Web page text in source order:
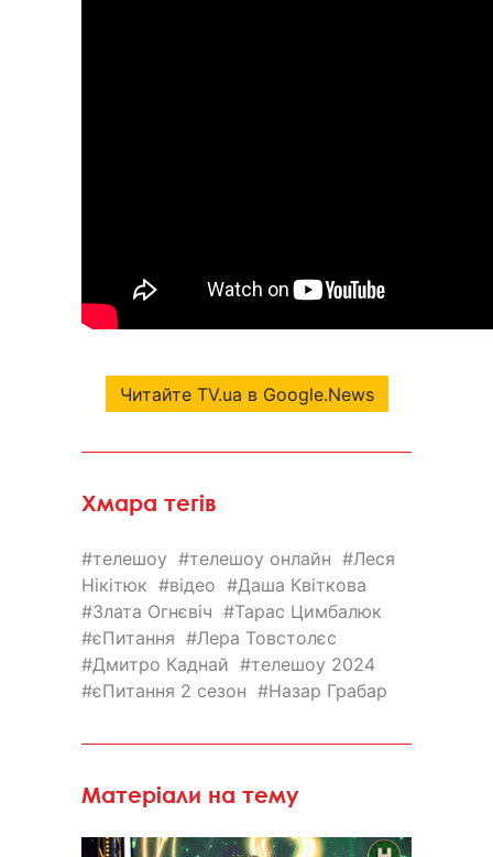
Читайте TV.ua в Google.News
Хмара тегів
телешоу телешоу онлайн
Леся
Нікітюк
відео
Даша Квіткова
Злата Огнєвіч
Тарас Цимбалюк
єПитання
Лера Товстолєс
Дмитро Каднай
телешоу 2024
єПитання 2 сезон
Назар Грабар
Матеріали на тему